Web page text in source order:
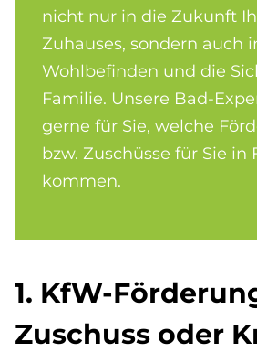
nicht nur in die Zukunft
Zuhauses, sondern auch
Wohlbefinden und die
Familie. Unsere Bad-
gerne für Sie, welche
bzw. Zuschüsse für Sie in
kommen.
1. KfW-
Zu­schuss oder